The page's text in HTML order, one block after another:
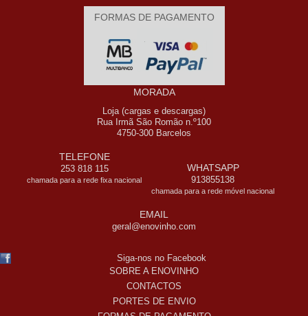
FORMAS DE PAGAMENTO
MORADA
Loja (cargas e descargas)
Rua Irmã São Romão n.º100
4750-300 Barcelos
TELEFONE
253 818 115
chamada para a rede fixa nacional
WHATSAPP
913855138
chamada para a rede móvel nacional
EMAIL
geral@enovinho.com
Siga-nos no Facebook
SOBRE A ENOVINHO
CONTACTOS
PORTES DE ENVIO